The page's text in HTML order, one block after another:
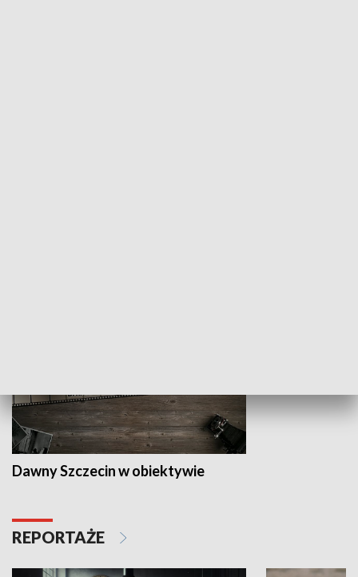
Dawny Szczecin w obiektywie
REPORTAŻE